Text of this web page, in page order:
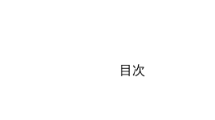
目次